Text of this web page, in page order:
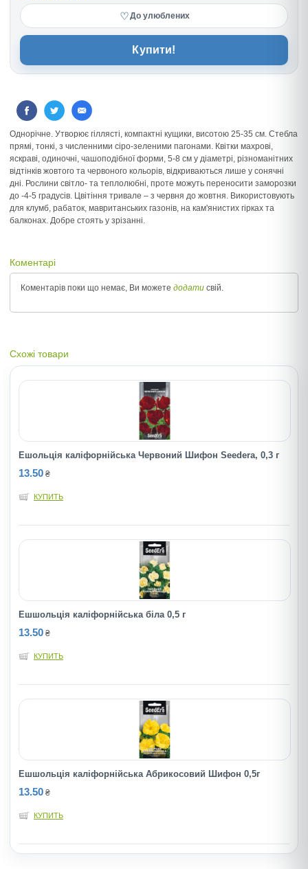
♡До улюблених
Купити!
Однорічне. Утворює гіллясті, компактні кущики, висотою 25-35 см. Стебла
прямі, тонкі, з численними сіро-зеленими пагонами. Квітки махрові,
яскраві, одиночні, чашоподібної форми, 5-8 см у діаметрі, різноманітних
відтінків жовтого та червоного кольорів, відкриваються лише у сонячні
дні. Рослини світло- та теплолюбні, проте можуть переносити заморозки
до -4-5 градусів. Цвітіння тривале – з червня до жовтня. Використовують
для клумб, рабаток, мавританських газонів, на кам'янистих гірках та
балконах. Добре стоять у зрізанні.
Коментарі
Коментарів поки що немає, Ви можете додати свій.
Схожі товари
Ешольція каліфорнійська Червоний Шифон Seedera, 0,3 г
13.50 ₴
КУПИТЬ
Ешшольція каліфорнійська біла 0,5 г
13.50 ₴
КУПИТЬ
Ешшольція каліфорнійська Абрикосовий Шифон 0,5г
13.50 ₴
КУПИТЬ